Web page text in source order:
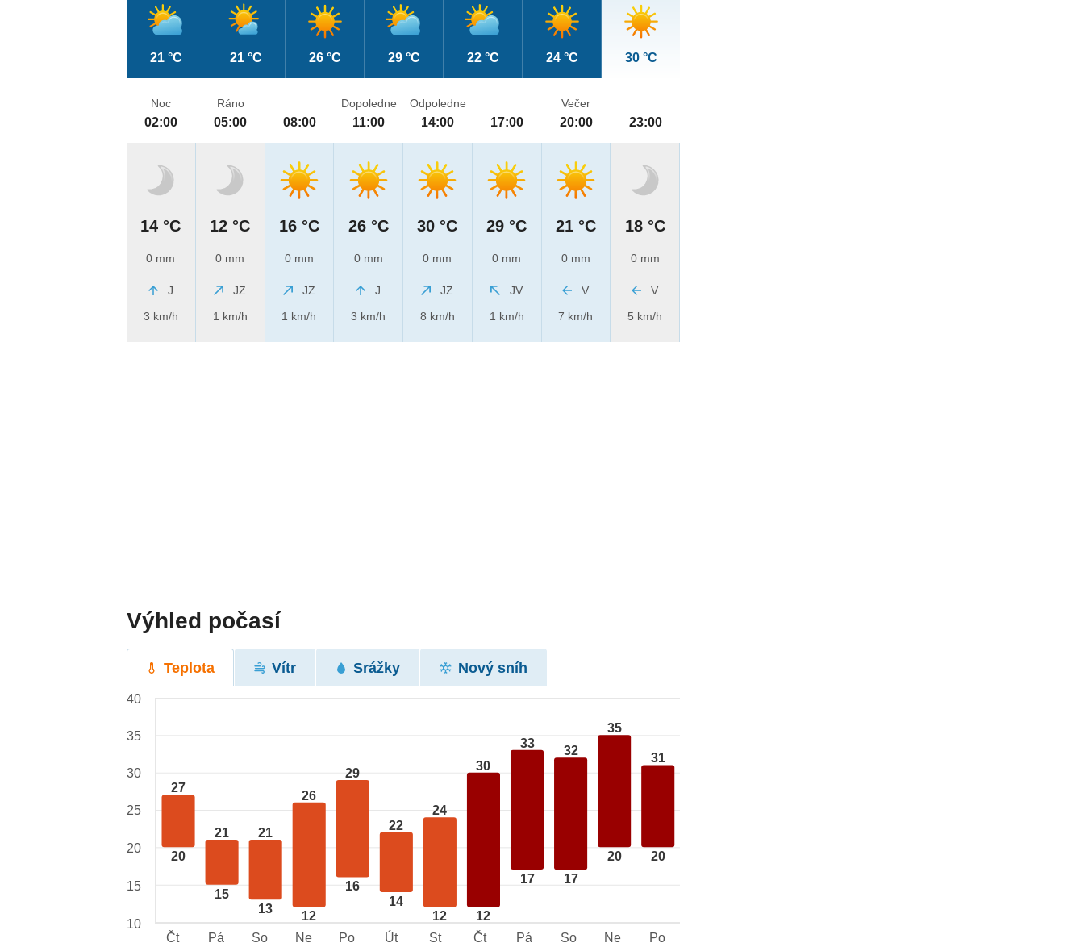
21 °C 21 °C 26 °C 29 °C 22 °C 24 °C 30 °C
Noc
02:00
14 °C
0 mm
J
3 km/h
Ráno
05:00
12 °C
0 mm
JZ
1 km/h
08:00
16 °C
0 mm
JZ
1 km/h
Dopoledne
11:00
26 °C
0 mm
J
3 km/h
Odpoledne
14:00
30 °C
0 mm
JZ
8 km/h
17:00
29 °C
0 mm
JV
1 km/h
Večer
20:00
21 °C
0 mm
V
7 km/h
23:00
18 °C
0 mm
V
5 km/h
Výhled počasí
Teplota Vítr Srážky Nový sníh
27
20
21
15
21
13
26
12
29
16
22
14
24
12
30
12
33
17
32
17
35
20
31
20
40
35
30
25
20
15
10
Čt
Pá So Ne Po Út St Čt Pá So Ne Po